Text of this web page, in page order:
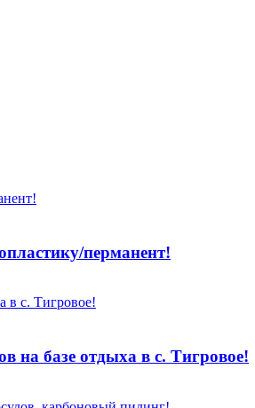
перманент!
на базе отдыха в с. Тигровое!